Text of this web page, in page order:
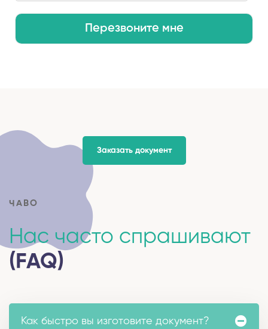
Перезвоните мне
Заказать документ
ЧАВО
Нас часто спрашивают
(FAQ)
Как быстро вы изготовите документ?